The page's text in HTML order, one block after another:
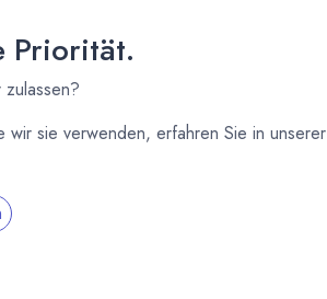
Kulissen.
Priorität.
sie verwenden, erfahren Sie in unserer